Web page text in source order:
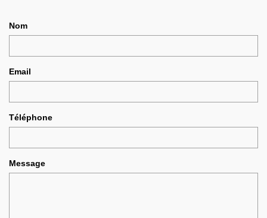
Nom
Email
Téléphone
Message